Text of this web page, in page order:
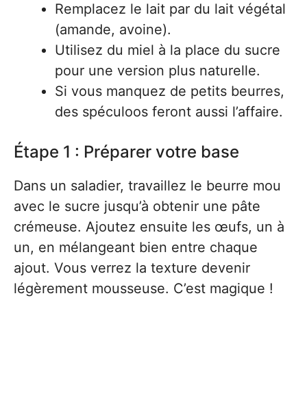
Remplacez le lait par du lait végétal
(amande, avoine).
Utilisez du miel à la place du sucre
pour une version plus naturelle.
Si vous manquez de petits beurres,
des spéculoos feront aussi l’affaire.
Étape 1 : Préparer votre base
Dans un saladier, travaillez le beurre mou
avec le sucre jusqu’à obtenir une pâte
crémeuse. Ajoutez ensuite les œufs, un à
un, en mélangeant bien entre chaque
ajout. Vous verrez la texture devenir
légèrement mousseuse. C’est magique !